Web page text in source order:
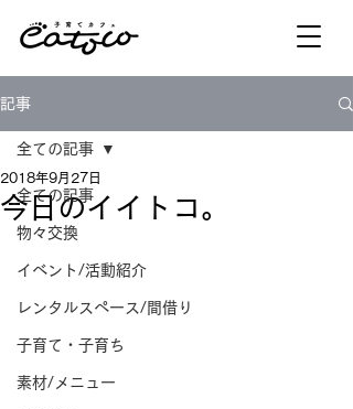
記事
全ての記事
物々交換
イベント/活動紹介
レンタルスペース/間借り
子育て・子育ち
素材/メニュー
全ての記事
今日のイイトコ。
2018年9月27日